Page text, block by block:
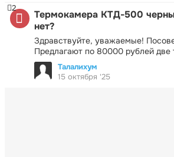
Термокамера КТД-500
нет?
Здравствуйте, уважаемые!
Предлагают по 80000 рублей две
2
Талалихум
15 октября '25